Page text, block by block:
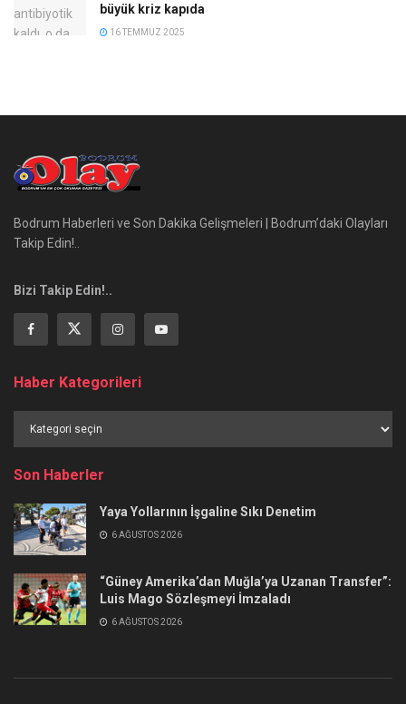
büyük kriz kapıda
16 TEMMUZ 2025
Bodrum Haberleri ve Son Dakika Gelişmeleri | Bodrum’daki Olayları
Takip Edin!..
Bizi Takip Edin!..
Haber Kategorileri
Kategorileri
Son Haberler
Yaya Yollarının İşgaline Sıkı Denetim
6 AĞUSTOS 2026
“Güney Amerika’dan Muğla’ya Uzanan Transfer”:
Luis Mago Sözleşmeyi İmzaladı
6 AĞUSTOS 2026